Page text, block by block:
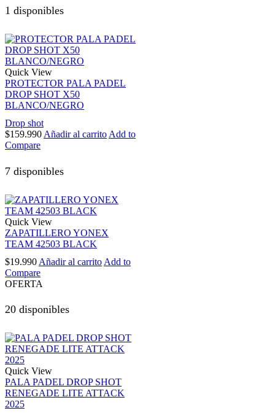
1 disponibles
Quick View
PROTECTOR PALA PADEL
DROP SHOT X50
BLANCO/NEGRO
Drop shot
$159.990Añadir al carritoAdd to
Compare
7 disponibles
Quick View
ZAPATILLERO YONEX
TEAM 42503 BLACK
$19.990 Añadir al carrito Add to
Compare
OFERTA
20 disponibles
Quick View
PALA PADEL DROP SHOT
RENEGADE LITE ATTACK
2025